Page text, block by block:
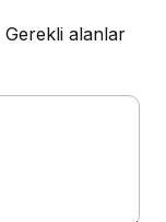
Gerekli alanlar